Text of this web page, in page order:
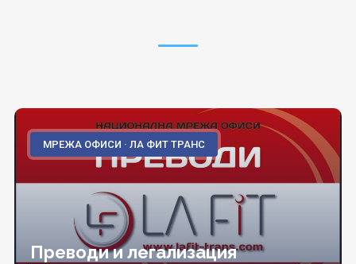
МРЕЖА ОФИСИ · ЛА ФИТ ТРАНС
Преводи и легализация